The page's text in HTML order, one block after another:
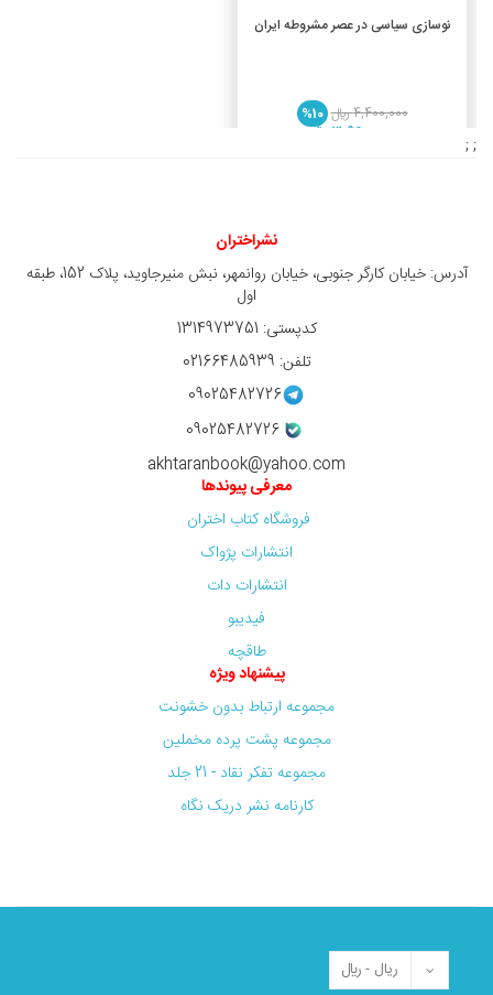
افزودن به سبد خرید
نوسازی سیاسی در عصر مشروطه ایران
4,400,000 ريال
%10
3,960,000 ريال
; ;
نشراختران
آدرس: خیابان کارگر جنوبی، خیابان روانمهر، نبش منیرجاوید، پلاک 152، طبقه
اول
کدپستی: 1314973751
تلفن: 02166485939
09025482726
09025482726
akhtaranbook@yahoo.com
معرفی پیوندها
فروشگاه کتاب اختران
انتشارات پژواک
انتشارات دات
فیدیبو
طاقچه
پیشنهاد ویژه
مجموعه ارتباط بدون خشونت
مجموعه پشت پرده مخملین
مجموعه تفکر نقاد - 21 جلد
کارنامه نشر دریک نگاه